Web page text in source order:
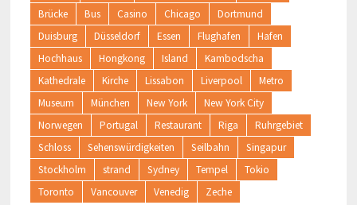
Brücke
Bus Casino Chicago
Dortmund
Duisburg
Düsseldorf Essen Flughafen
Hafen
Hochhaus
Hongkong Island
Kambodscha
Kathedrale
Kirche Lissabon Liverpool
Metro
Museum
München New York
New York City
Norwegen
Portugal Restaurant Riga
Ruhrgebiet
Schloss
Sehenswürdigkeiten Seilbahn
Singapur
Stockholm
strand Sydney Tempel
Tokio
Toronto
Vancouver Venedig Zeche